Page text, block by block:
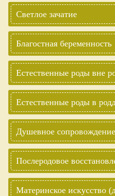
Светлое зачатие
Благостная беременность
Естественные роды вне
Естественные роды в
Душевное
Послеродовое
Материнское искусство